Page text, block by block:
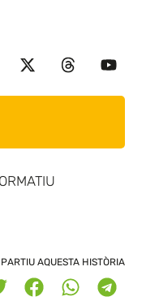
AQUESTA HISTÒRIA